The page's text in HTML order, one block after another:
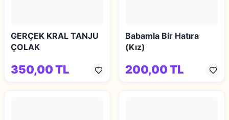
GERÇEK KRAL TANJU
ÇOLAK
350,00 TL
Babamla Bir Hatıra
(Kız)
200,00 TL